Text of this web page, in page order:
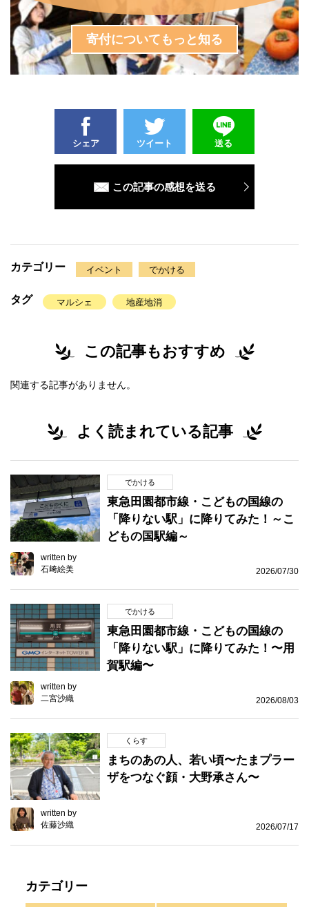
寄付についてもっと知る
シェア ツイート 送る
この記事の感想を送る
カテゴリー イベント でかける
タグ マルシェ 地産地消
この記事もおすすめ
関連する記事がありません。
よく読まれている記事
でかける
東急田園都市線・こどもの国線の
「降りない駅」に降りてみた！～こ
どもの国駅編～
written by
石﨑絵美
2026/07/30
でかける
東急田園都市線・こどもの国線の
「降りない駅」に降りてみた！〜用
賀駅編〜
written by
二宮沙織
2026/08/03
くらす
まちのあの人、若い頃〜たまプラー
ザをつなぐ顔・大野承さん〜
written by
佐藤沙織
2026/07/17
カテゴリー